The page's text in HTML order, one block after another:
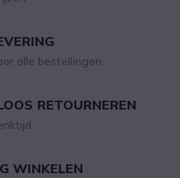
alle bestellingen
RETOURNEREN
WINKELEN